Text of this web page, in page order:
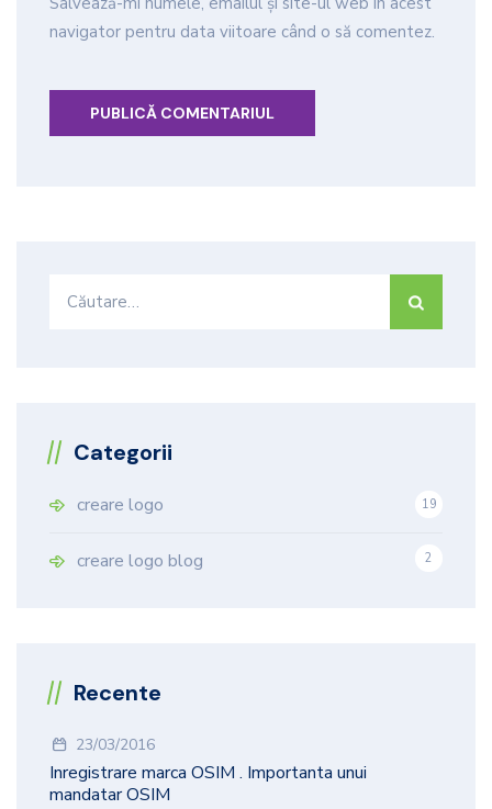
navigator pentru data viitoare când o să comentez.
Categorii
creare logo
19
creare logo blog 2
Recente
23/03/2016
Inregistrare marca OSIM . Importanta unui
mandatar OSIM